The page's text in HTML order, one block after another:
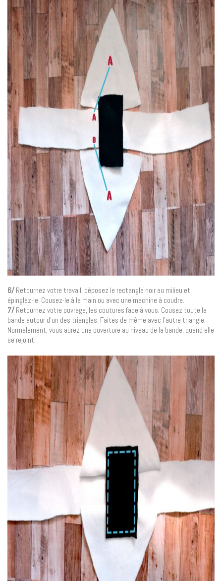
6/ Retournez votre travail, déposez le rectangle noir au milieu et
épinglez-le. Cousez-le à la main ou avec une machine à coudre.
7/ Retournez votre ouvrage, les coutures face à vous. Cousez toute la
bande autour d’un des triangles. Faites de même avec l’autre triangle.
Normalement, vous aurez une ouverture au niveau de la bande, quand elle
se rejoint.